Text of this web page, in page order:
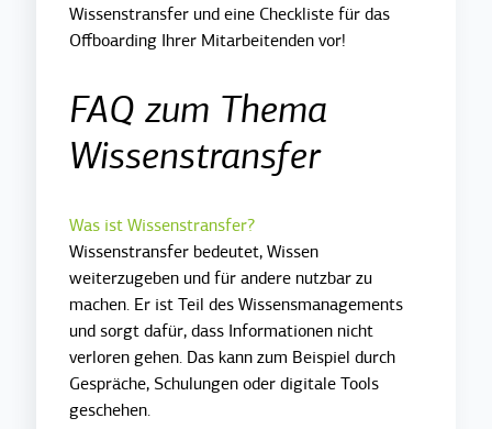
Wissenstransfer und eine Checkliste für das
Offboarding Ihrer Mitarbeitenden vor!
FAQ zum Thema
Wissenstransfer
Was ist Wissenstransfer?
Wissenstransfer bedeutet, Wissen
weiterzugeben und für andere nutzbar zu
machen. Er ist Teil des Wissensmanagements
und sorgt dafür, dass Informationen nicht
verloren gehen. Das kann zum Beispiel durch
Gespräche, Schulungen oder digitale Tools
geschehen.